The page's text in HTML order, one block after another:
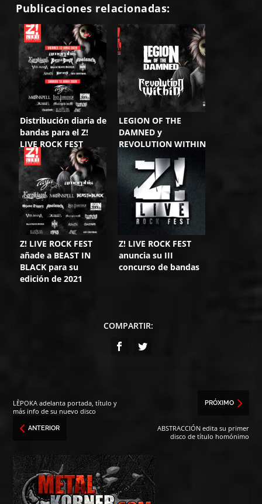
Publicaciones relacionadas:
Distribución diaria de
bandas para el Z!
LIVE ROCK FEST
LEGION OF THE
DAMNED y
REVOLUTION WITHIN
estarán en el Z! LIVE
ROCK FEST 2021
Z! LIVE ROCK FEST
añade a BEAST IN
BLACK para su
edición de 2021
Z! LIVE ROCK FEST
anuncia su III
concurso de bandas
COMPARTIR:
LÈPOKA adelanta portada, título y
más info de su nuevo disco
ANTERIOR
PRÓXIMO
ABSTRACCIÓN edita su primer
disco de título homónimo